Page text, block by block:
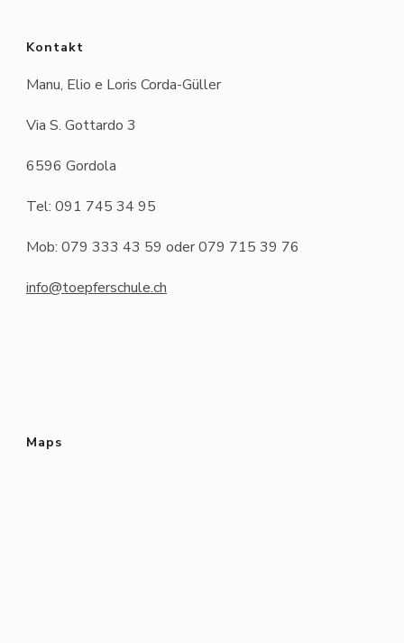
Kontakt
Manu, Elio e Loris Corda-Güller
Via S. Gottardo 3
6596 Gordola
Tel: 091 745 34 95
Mob: 079 333 43 59 oder 079 715 39 76
info@toepferschule.ch
Maps